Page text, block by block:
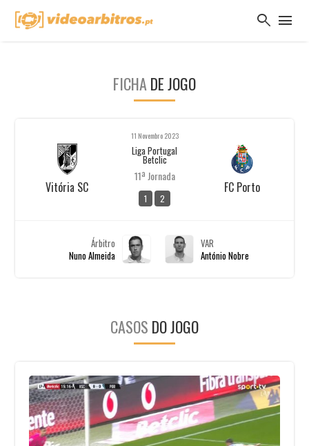
search menu
FICHA DE JOGO
Vitória SC
11 Novembro 2023
Liga Portugal
Betclic
11ª Jornada
1 2
FC Porto
Árbitro
Nuno Almeida
VAR
António Nobre
CASOS DO JOGO